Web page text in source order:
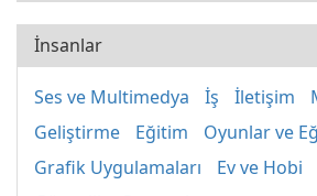
İnsanlar
Ses ve Multimedya İş İletişim
Geliştirme
Eğitim
Oyunlar ve
Grafik Uygulamaları
Ev ve Hobi